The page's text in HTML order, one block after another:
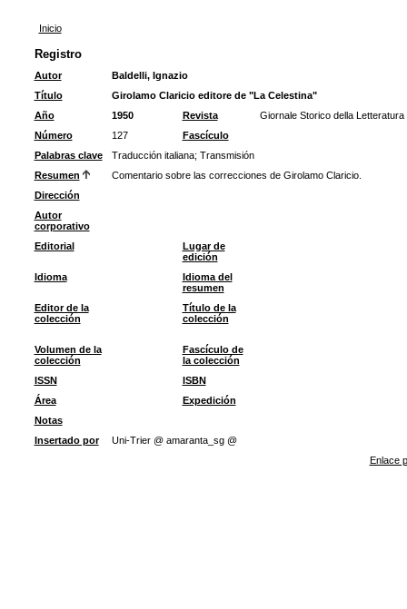
Inicio
Registro
Autor
Baldelli, Ignazio
Título
Girolamo Claricio editore de "La Celestina"
Año
1950 Revista
Giornale Storico della Letteratura
Número
127
Fascículo
Palabras clave
Traducción italiana; Transmisión
Resumen
Comentario sobre las correcciones de Girolamo Claricio.
Dirección
Autor
corporativo
Editorial
Lugar de
edición
Idioma
Idioma del
resumen
Editor de la
colección
Título de la
colección
Volumen de la
colección
Fascículo de
la colección
ISSN
ISBN
Área
Expedición
Notas
Insertado por
Uni-Trier @ amaranta_sg @
Enlace